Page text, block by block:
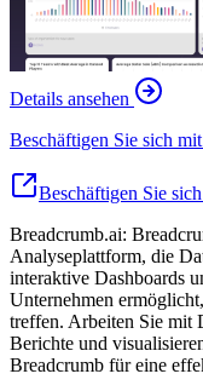
Details ansehen
Beschäftigen Sie sich
Beschäftigen Sie
Breadcrumb.ai:
Analyseplattform, die
interaktive Dashboards
Unternehmen
treffen. Arbeiten Sie mit
Berichte und
Breadcrumb für eine